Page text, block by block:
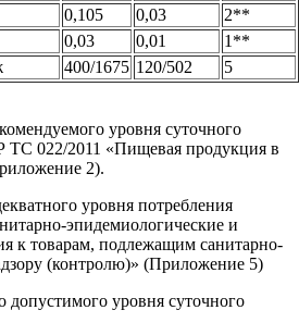
0,105 0,03
2**
0,03 0,01
1**
400/1675 120/502 5
уровня суточного
ТС 022/2011 «Пищевая продукция в
2).
уровня потребления
эпидемиологические и
к товарам, подлежащим санитарно-
(контролю)» (Приложение 5)
допустимого уровня суточного